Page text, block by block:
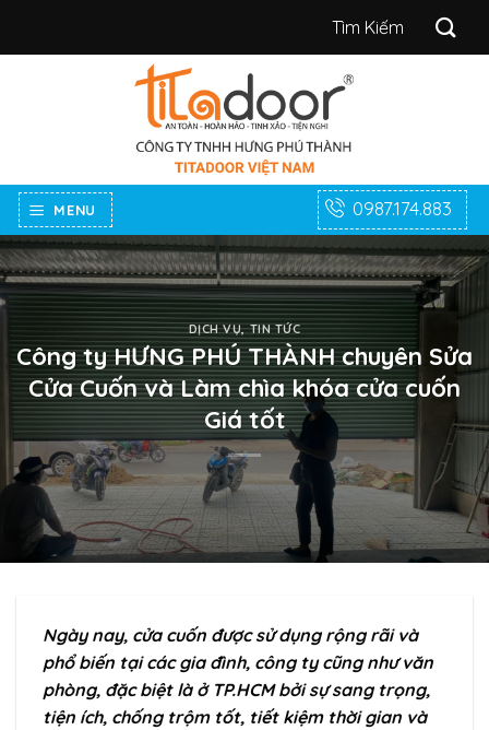
Tìm
MENU 0987.174.883
DỊCH VỤ,TIN TỨC
Công ty HƯNG PHÚ THÀNH chuyên Sửa
Cửa Cuốn và Làm chìa khóa cửa cuốn
Giá tốt
Ngày nay, cửa cuốn được sử dụng rộng rãi và
phổ biến tại các gia đình, công ty cũng như văn
phòng, đặc biệt là ở TP.HCM bởi sự sang trọng,
tiện ích, chống trộm tốt, tiết kiệm thời gian và